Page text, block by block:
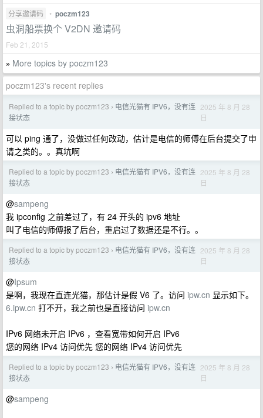
分享邀请码 • poczm123
虫洞船票换个 V2DN 邀请码
Feb 21, 2015
» More topics by poczm123
poczm123's recent replies
Replied to a topic by poczm123 › 电信光猫有 IPV6，没有连
接状态
2025 年 8 月 28
日
可以 ping 通了，没做过任何改动，估计是电信的师傅在后台提交了申
请之类的。。真坑啊
Replied to a topic by poczm123 › 电信光猫有 IPV6，没有连
接状态
2025 年 8 月 28
日
@sampeng
我 ipconfig 之前差过了，有 24 开头的 ipv6 地址
叫了电信的师傅报了后台，重启过了数据还是不行。。
Replied to a topic by poczm123 › 电信光猫有 IPV6，没有连
接状态
2025 年 8 月 28
日
@Ipsum
是啊，我现在直连光猫，那估计是假 V6 了。访问 ipw.cn 显示如下。
6.ipw.cn 打不开，我之前也是直接访问 ipw.cn
IPv6 网络未开启 IPv6 ，查看宽带如何开启 IPv6
您的网络 IPv4 访问优先 您的网络 IPv4 访问优先
Replied to a topic by poczm123 › 电信光猫有 IPV6，没有连
接状态
2025 年 8 月 28
日
@sampeng